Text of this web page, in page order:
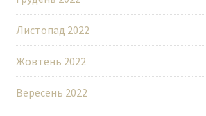
Листопад 2022
Жовтень 2022
Вересень 2022